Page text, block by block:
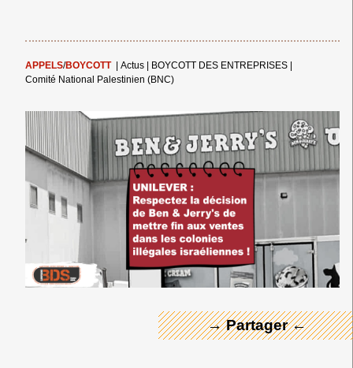
APPELS/BOYCOTT Actus BOYCOTT DES ENTREPRISES
Comité National Palestinien (BNC)
→ Partager ←
← Merci ! →